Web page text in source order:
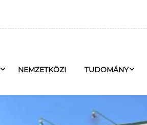
NEMZETKÖZI TUDOMÁNY